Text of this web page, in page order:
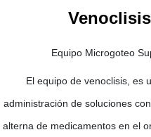
Equipo Microgoteo
El equipo de venoclisis, es
administración de soluciones
alterna de medicamentos en el